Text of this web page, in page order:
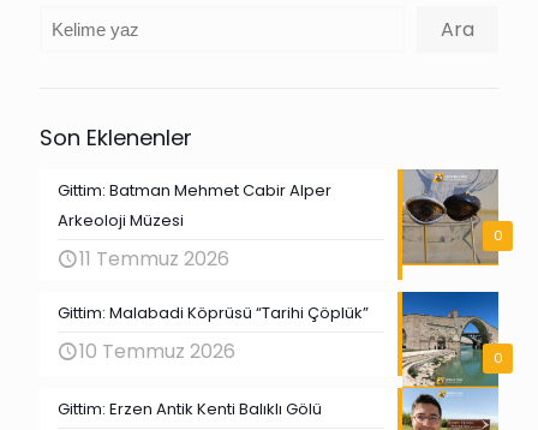
Ara Ara
Son Eklenenler
0
Gittim: Batman Mehmet Cabir Alper
Arkeoloji Müzesi
11 Temmuz 2026
0
Gittim: Malabadi Köprüsü “Tarihi Çöplük”
10 Temmuz 2026
Gittim: Erzen Antik Kenti Balıklı Gölü